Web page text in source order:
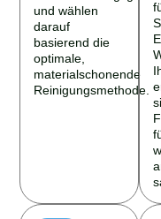
und wählen
darauf
basierend die
optimale,
materialschonende
Reinigungsmethode.